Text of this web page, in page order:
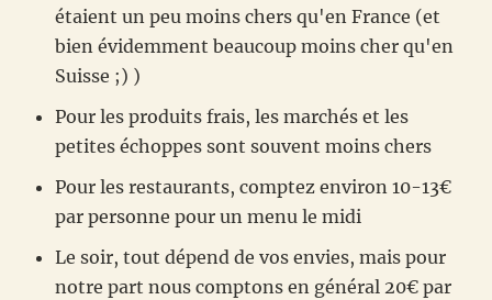
étaient un peu moins chers qu'en France (et
bien évidemment beaucoup moins cher qu'en
Suisse ;) )
Pour les produits frais, les marchés et les
petites échoppes sont souvent moins chers
Pour les restaurants, comptez environ 10-13€
par personne pour un menu le midi
Le soir, tout dépend de vos envies, mais pour
notre part nous comptons en général 20€ par